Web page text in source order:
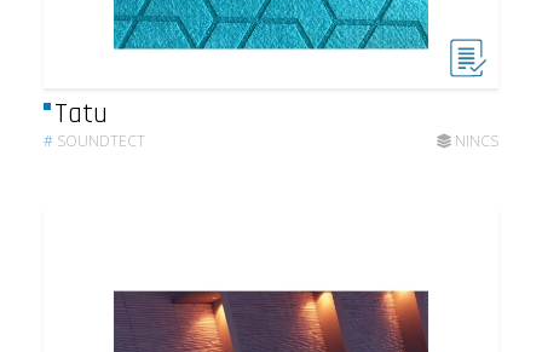
Tatu
# SOUNDTECT NINCS